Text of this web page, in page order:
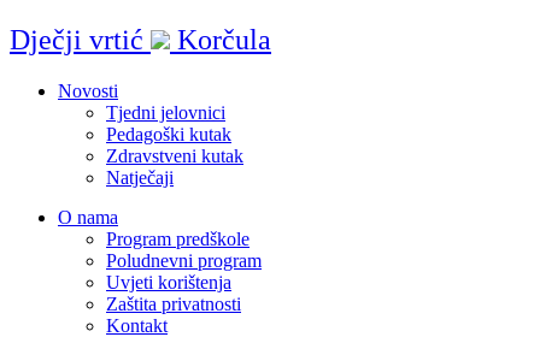
Idi
na
Dječji vrtić Korčula
Novosti
Tjedni jelovnici
Pedagoški kutak
Zdravstveni kutak
Natječaji
O nama
Program predškole
Poludnevni program
Uvjeti korištenja
Zaštita privatnosti
Kontakt